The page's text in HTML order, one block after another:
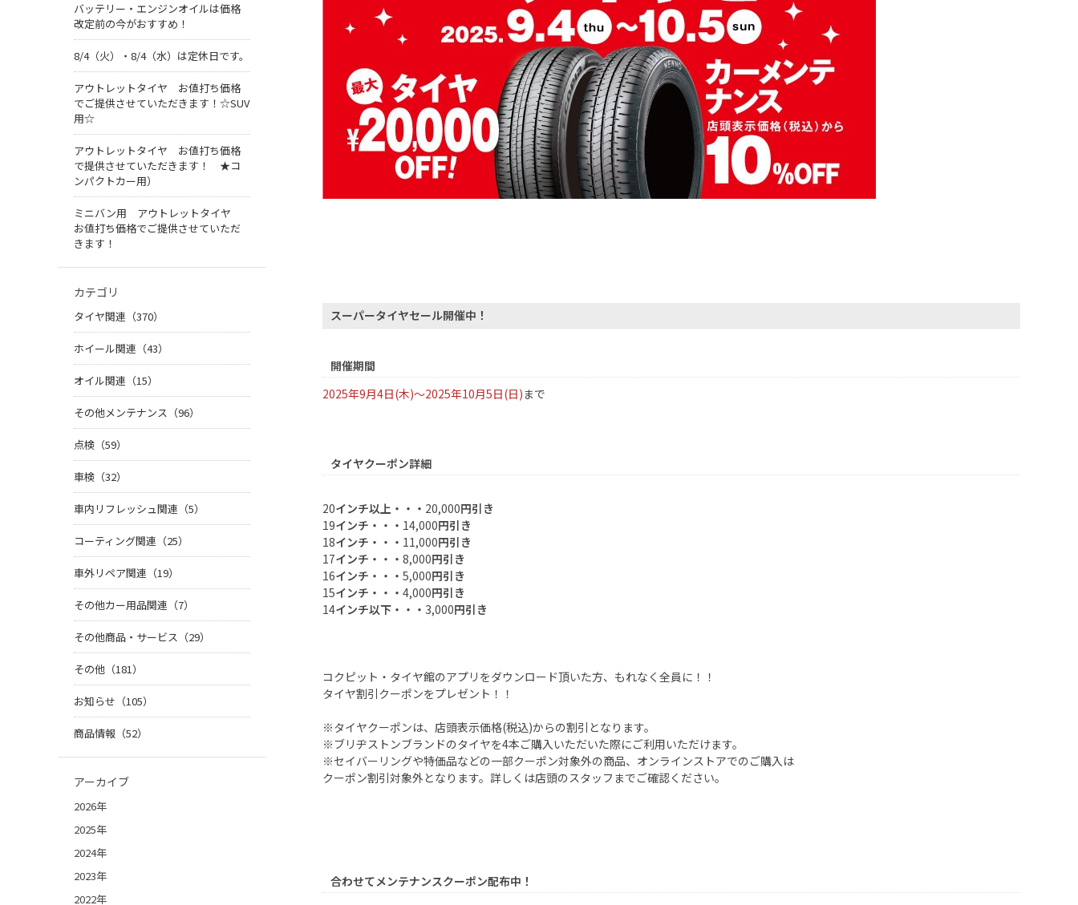
スーパータイヤセール開催中！
開催期間
2025年9月4日(木)～2025年10月5日(日)まで
タイヤクーポン詳細
20インチ以上・・・ 20,000円引き
19インチ・・・ 14,000円引き
18インチ・・・ 11,000円引き
17インチ・・・ 8,000円引き
16インチ・・・ 5,000円引き
15インチ・・・ 4,000円引き
14インチ以下・・・ 3,000円引き
コクピット・タイヤ館のアプリをダウンロード頂いた方、もれなく全員に！！
タイヤ割引クーポンをプレゼント！！
※タイヤクーポンは、店頭表示価格(税込)からの割引となります。
※ブリヂストンブランドのタイヤを4本ご購入いただいた際にご利用いただけます。
※セイバーリングや特価品などの一部クーポン対象外の商品、オンラインストアでのご購入は
クーポン割引対象外となります。詳しくは店頭のスタッフまでご確認ください。
合わせてメンテナンスクーポン配布中！
バッテリー・エンジンオイルは価格
改定前の今がおすすめ！
8/4（火）・8/4（水）は定休日です。
アウトレットタイヤ お値打ち価格
でご提供させていただきます！☆SUV
用☆
アウトレットタイヤ お値打ち価格
で提供させていただきます！ ★コ
ンパクトカー用）
ミニバン用 アウトレットタイヤ
お値打ち価格でご提供させていただ
きます！
カテゴリ
タイヤ関連（370）
ホイール関連（43）
オイル関連（15）
その他メンテナンス（96）
点検（59）
車検（32）
車内リフレッシュ関連（5）
コーティング関連（25）
車外リペア関連（19）
その他カー用品関連（7）
その他商品・サービス（29）
その他（181）
お知らせ（105）
商品情報（52）
アーカイブ
2026年
2025年
2024年
2023年
2022年